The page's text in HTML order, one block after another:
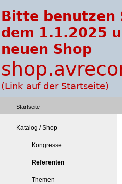
Startseite
Katalog / Shop
Kongresse
Referenten
Themen